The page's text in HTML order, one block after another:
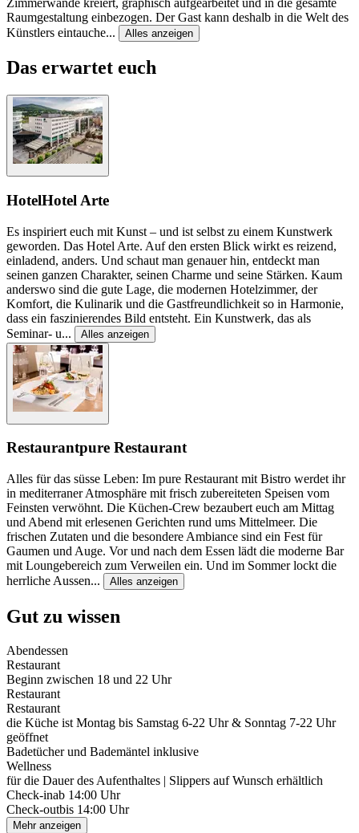
Raumgestaltung einbezogen. Der Gast kann deshalb in die Welt des
Künstlers eintauche... Alles anzeigen
Das erwartet euch
HotelHotel Arte
Es inspiriert euch mit Kunst – und ist selbst zu einem Kunstwerk
geworden. Das Hotel Arte. Auf den ersten Blick wirkt es reizend,
einladend, anders. Und schaut man genauer hin, entdeckt man
seinen ganzen Charakter, seinen Charme und seine Stärken. Kaum
anderswo sind die gute Lage, die modernen Hotelzimmer, der
Komfort, die Kulinarik und die Gastfreundlichkeit so in Harmonie,
dass ein faszinierendes Bild entsteht. Ein Kunstwerk, das als
Seminar- u... Alles anzeigen
Restaurantpure Restaurant
Alles für das süsse Leben: Im pure Restaurant mit Bistro werdet ihr
in mediterraner Atmosphäre mit frisch zubereiteten Speisen vom
Feinsten verwöhnt. Die Küchen-Crew bezaubert euch am Mittag
und Abend mit erlesenen Gerichten rund ums Mittelmeer. Die
frischen Zutaten und die besondere Ambiance sind ein Fest für
Gaumen und Auge. Vor und nach dem Essen lädt die moderne Bar
mit Loungebereich zum Verweilen ein. Und im Sommer lockt die
herrliche Aussen... Alles anzeigen
Gut zu wissen
Abendessen
Restaurant
Beginn zwischen 18 und 22 Uhr
Restaurant
Restaurant
die Küche ist Montag bis Samstag 6-22 Uhr & Sonntag 7-22 Uhr
geöffnet
Badetücher und Bademäntel inklusive
Wellness
für die Dauer des Aufenthaltes | Slippers auf Wunsch erhältlich
Check-inab 14:00 Uhr
Check-outbis 14:00 Uhr
Mehr anzeigen